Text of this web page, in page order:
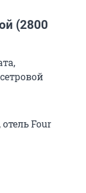
(2800
Four